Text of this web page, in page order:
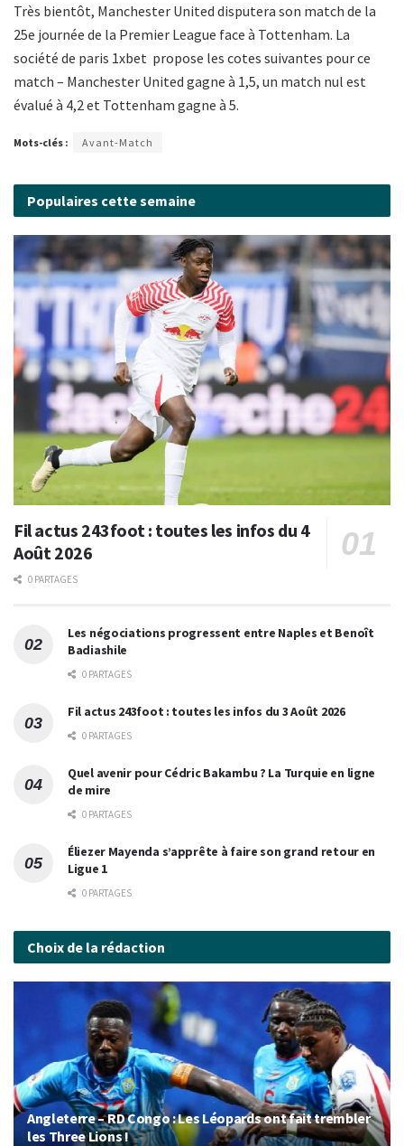
Très bientôt, Manchester United disputera son match de la
25e journée de la Premier League face à Tottenham. La
société de paris 1xbet propose les cotes suivantes pour ce
match – Manchester United gagne à 1,5, un match nul est
évalué à 4,2 et Tottenham gagne à 5.
Mots-clés : Avant-Match
Populaires cette semaine
Fil actus 243foot : toutes les infos du 4
Août 2026
0 PARTAGES
Les négociations progressent entre Naples et Benoît
Badiashile
0 PARTAGES
Fil actus 243foot : toutes les infos du 3 Août 2026
0 PARTAGES
Quel avenir pour Cédric Bakambu ? La Turquie en ligne
de mire
0 PARTAGES
Éliezer Mayenda s’apprête à faire son grand retour en
Ligue 1
0 PARTAGES
Choix de la rédaction
Angleterre – RD Congo : Les Léopards ont fait trembler
les Three Lions !